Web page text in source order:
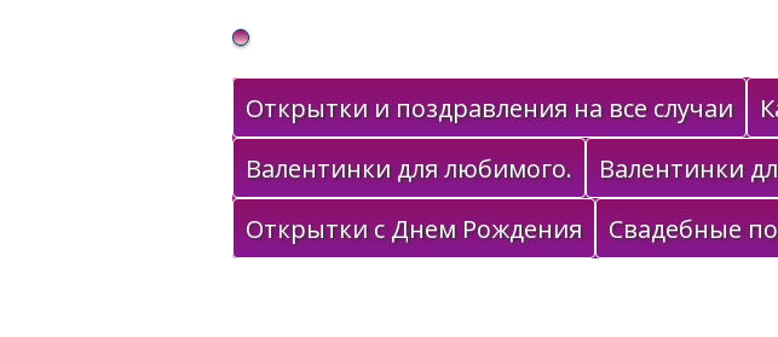
Gif Открытки в подарок
Открытки и поздравления на все случаи
Валентинки для любимого.
Валентинки
Открытки с Днем Рождения
Свадебные